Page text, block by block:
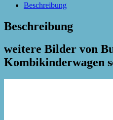
Beschreibung
Beschreibung
weitere Bilder von
Kombikinderwagen